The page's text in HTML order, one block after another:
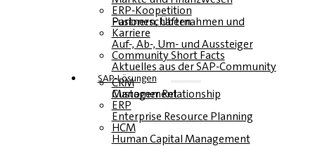
ERP-Koopetition
Fusionen, Übernahmen und Partnerschaften
Karriere
Auf-, Ab-, Um- und Aussteiger
Community Short Facts
Aktuelles aus der SAP-Community
SAP-Lösungen
CRM
Customer Relationship Management
ERP
Enterprise Resource Planning
HCM
Human Capital Management